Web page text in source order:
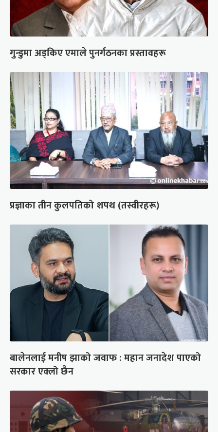
गुन्डुमा अड्किए एमाले पुनर्गठनका प्रस्तावहरू
प्रज्ञाका तीन कुलपतिको शपथ (तस्वीरहरू)
बालेनलाई मनीष झाको जवाफ : महान जनादेश पाएको
सरकार एक्लो छैन